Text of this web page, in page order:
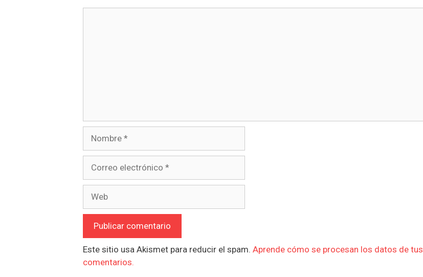
electrónico
Este sitio usa Akismet para reducir el spam. Aprende cómo se procesan los datos de tus
comentarios.